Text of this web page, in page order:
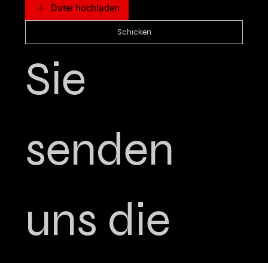
Datei hochladen
Schicken
Sie
senden
uns die